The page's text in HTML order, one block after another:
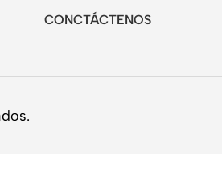
CONCTÁCTENOS